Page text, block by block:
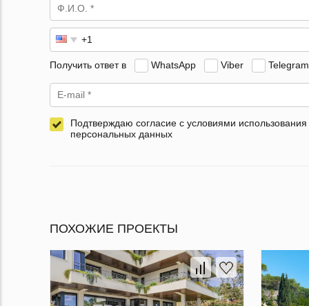
Получить ответ в WhatsApp Viber Telegram
Подтверждаю согласие с условиями использования
персональных данных
ПОХОЖИЕ ПРОЕКТЫ